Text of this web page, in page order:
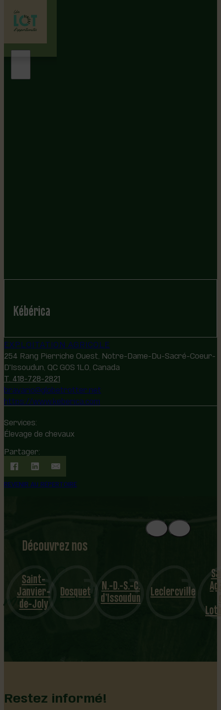
Kébérica
EXPLOITATION AGRICOLE
254 Rang Pierriche Ouest, Notre-Dame-Du-Sacré-Coeur-
D'Issoudun, QC G0S 1L0, Canada
T. 418-728-2821
bravario@globetrotter.net
https://www.keberica.com
Services:
Élevage de chevaux
Partager:
REVENIR AU RÉPERTOIRE
Découvrez nos
1
8
mu
nicipalités
Saint-
Janvier-
de-Joly
Dosquet N.-D.-S.-C.
d’Issoudun Leclercville
Restez informé!